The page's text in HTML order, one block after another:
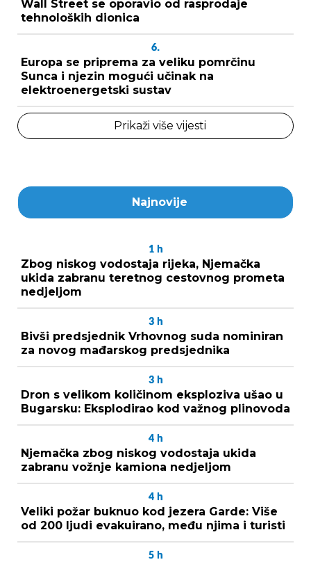
Wall Street se oporavio od rasprodaje
tehnoloških dionica
6.
Europa se priprema za veliku pomrčinu
Sunca i njezin mogući učinak na
elektroenergetski sustav
Prikaži više vijesti
Najnovije
1 h
Zbog niskog vodostaja rijeka, Njemačka
ukida zabranu teretnog cestovnog prometa
nedjeljom
3 h
Bivši predsjednik Vrhovnog suda nominiran
za novog mađarskog predsjednika
3 h
Dron s velikom količinom eksploziva ušao u
Bugarsku: Eksplodirao kod važnog plinovoda
4 h
Njemačka zbog niskog vodostaja ukida
zabranu vožnje kamiona nedjeljom
4 h
Veliki požar buknuo kod jezera Garde: Više
od 200 ljudi evakuirano, među njima i turisti
5 h